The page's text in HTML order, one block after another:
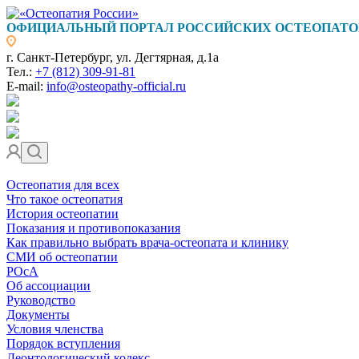
ОФИЦИАЛЬНЫЙ ПОРТАЛ РОССИЙСКИХ
г. Санкт-Петербург, ул. Дегтярная, д.1а
Тел.: +7 (812) 309-91-81
E-mail: info@osteopathy-official.ru
Остеопатия для всех
Что такое остеопатия
История остеопатии
Показания и противопоказания
Как правильно выбрать врача-остеопата и клинику
СМИ об остеопатии
РОсА
Об ассоциации
Руководство
Документы
Условия членства
Порядок вступления